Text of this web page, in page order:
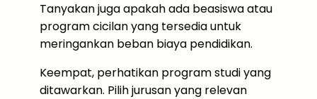
Tanyakan juga apakah ada beasiswa atau
program cicilan yang tersedia untuk
meringankan beban biaya pendidikan.
Keempat, perhatikan program studi yang
ditawarkan. Pilih jurusan yang relevan